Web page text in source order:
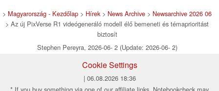
> Magyarország - Kezdőlap > Hírek> News Archive > Newsarchive 2026 06
> Az új PixVerse R1 videógeneráló modell élő bemeneti és témaprioritást
biztosít
Stephen Pereyra, 2026-06- 2 (Update: 2026-06- 2)
Cookie Settings
| 06.08.2026 18:36